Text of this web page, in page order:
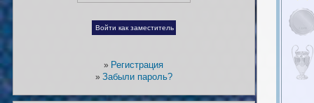
» Регистрация
» Забыли пароль?